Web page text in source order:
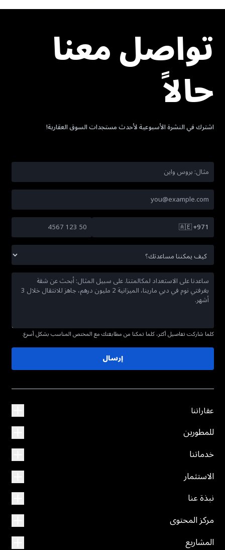
تواصل معنا
حالاً
اشترك في النشرة الأسبوعية لأحدث مستجدات السوق العقارية!
🇦🇪+971
كلما شاركت تفاصيل أكثر، كلما تمكنا من مطابقتك مع المختص المناسب بشكل أسرع.
إرسال
عقاراتنا
للمطورين
خدماتنا
الاستثمار
نبذة عنا
مركز المحتوى
المشاريع